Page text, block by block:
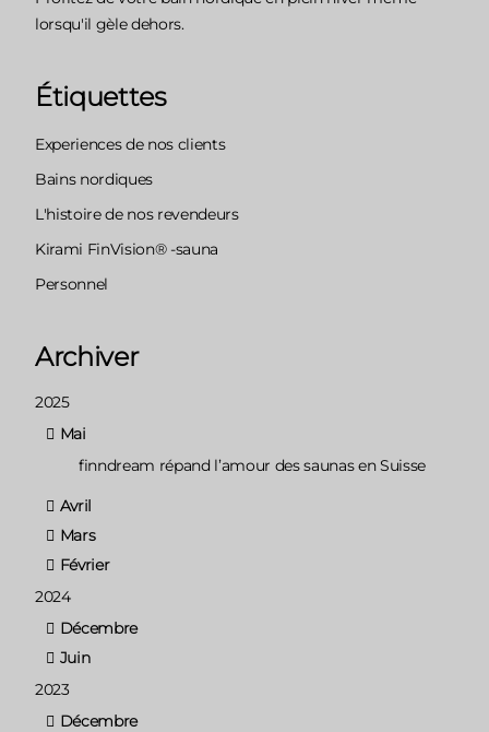
lorsqu'il gèle dehors.
Étiquettes
Experiences de nos clients
Bains nordiques
L'histoire de nos revendeurs
Kirami FinVision® -sauna
Personnel
Archiver
2025
Mai
finndream répand l’amour des saunas en Suisse
Avril
Mars
Février
2024
Décembre
Juin
2023
Décembre